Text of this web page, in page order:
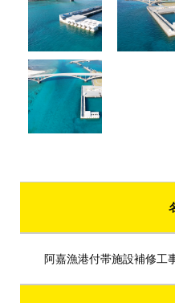
阿嘉漁港付帯施設補修工